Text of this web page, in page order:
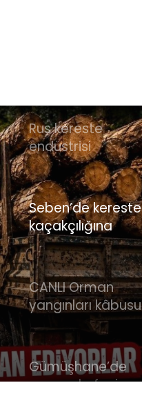
Rus kereste
endüstrisi
şirketleri yeni Türk
ortaklıklar
geliştiriyor !
Seben’de kereste
kaçakçılığına
operasyon !
CANLI Orman
yangınları kâbusu
başladı! İşte
alevlerle
mücadelede son
durum… Bakan
Gümüşhane’de
ormanda feci